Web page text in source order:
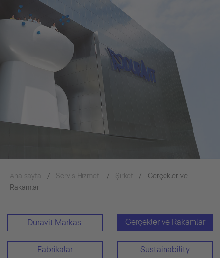
Ana sayfa Servis Hizmeti Şirket
Gerçekler ve
Rakamlar
Duravit Markası Gerçekler ve Rakamlar
Fabrikalar Sustainability